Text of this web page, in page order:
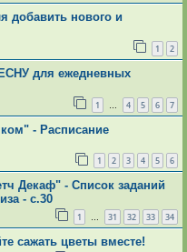
добавить нового и
1 2
для ежедневных
1 … 4 5 6 7
- Расписание
1 2 3 4 5 6
Декаф" - Список заданий
- с.30
1 … 31 32 33 34
сажать цветы вместе!